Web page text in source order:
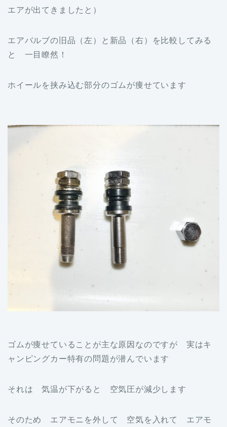
エアが出てきましたと）
エアバルブの旧品（左）と新品（右）を比較してみる
と 一目瞭然！
ホイールを挟み込む部分のゴムが痩せています
ゴムが痩せていることが主な原因なのですが 実はキ
ャンピングカー特有の問題が潜んでいます
それは 気温が下がると 空気圧が減少します
そのため エアモニを外して 空気を入れて エアモ